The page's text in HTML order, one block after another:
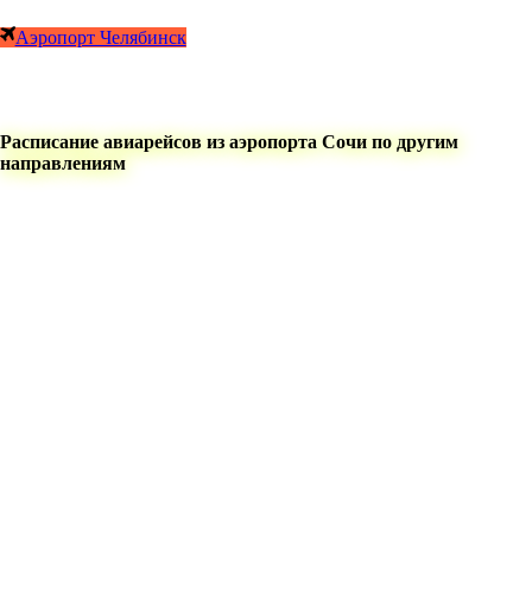
Аэропорт Челябинск
Расписание авиарейсов из аэропорта Сочи по другим
направлениям